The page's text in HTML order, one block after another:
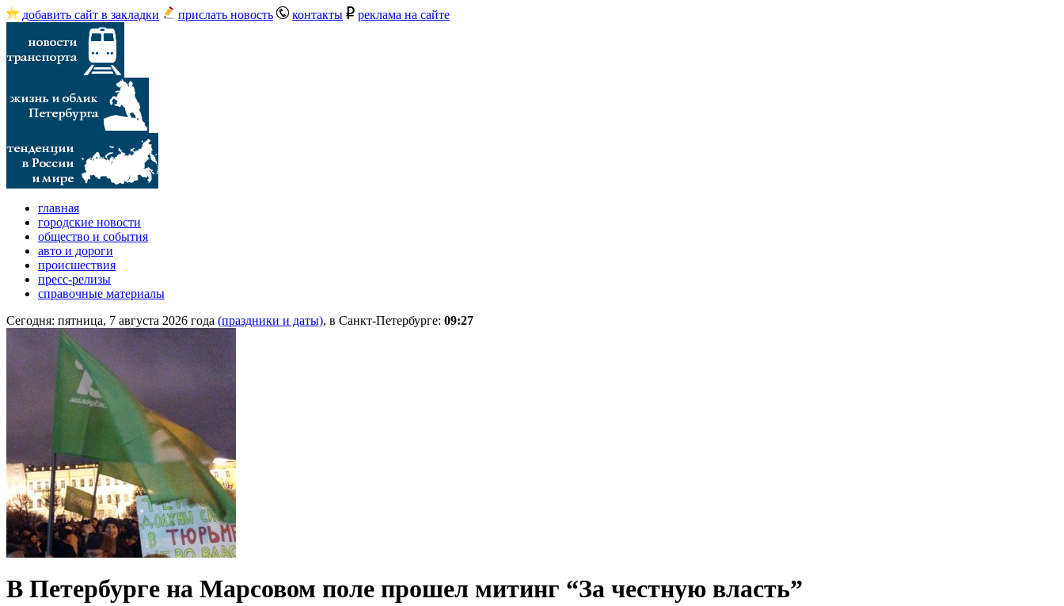
добавить сайт в закладки прислать новость контакты реклама на сайте
главная
городские новости
общество и события
авто и дороги
происшествия
пресс-релизы
справочные материалы
Сегодня: пятница, 7 августа 2026 года (праздники и даты), в Санкт-Петербурге: 09:27
В Петербурге на Марсовом поле прошел митинг “За честную власть”